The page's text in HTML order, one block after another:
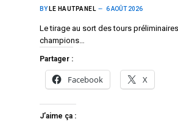
BY LE HAUTPANEL 6 AOÛT 2026
Le tirage au sort des tours
champions…
Partager :
Facebook X
J’aime ça :